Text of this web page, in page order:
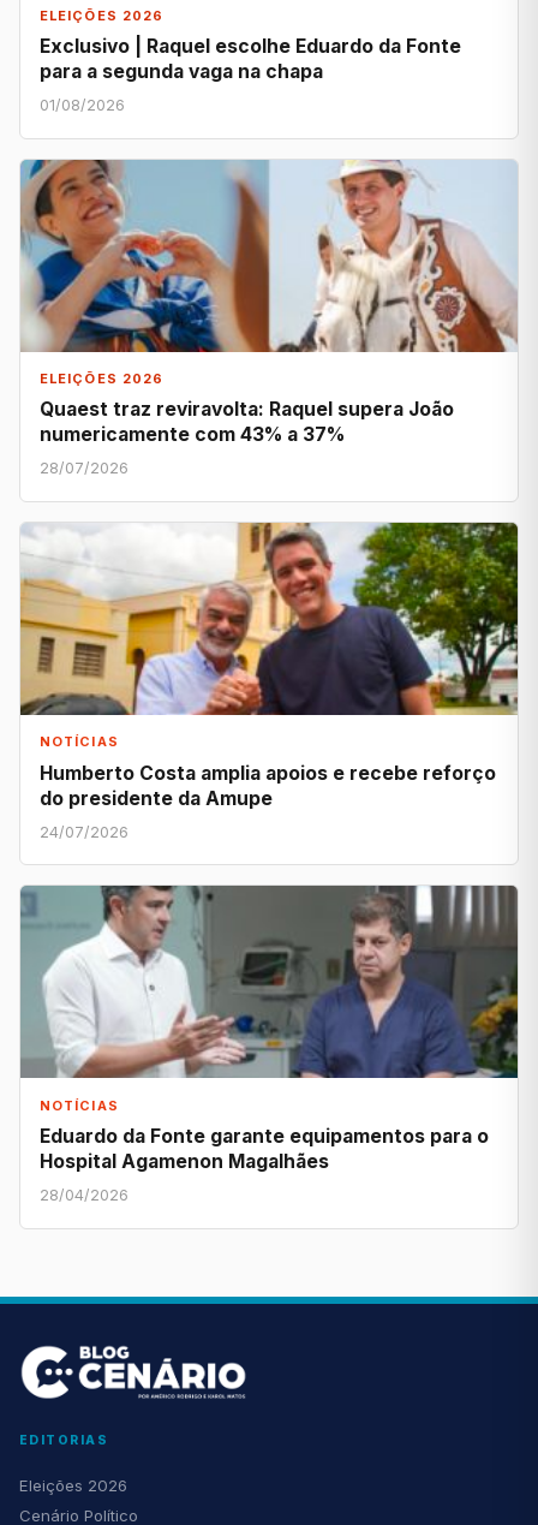
ELEIÇÕES 2026
Exclusivo | Raquel escolhe Eduardo da Fonte
para a segunda vaga na chapa
01/08/2026
ELEIÇÕES 2026
Quaest traz reviravolta: Raquel supera João
numericamente com 43% a 37%
28/07/2026
NOTÍCIAS
Humberto Costa amplia apoios e recebe reforço
do presidente da Amupe
24/07/2026
NOTÍCIAS
Eduardo da Fonte garante equipamentos para o
Hospital Agamenon Magalhães
28/04/2026
EDITORIAS
Eleições 2026
Cenário Político